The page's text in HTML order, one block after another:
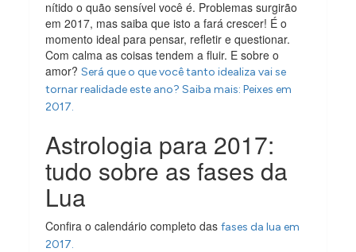
nítido o quão sensível você é. Problemas surgirão
em 2017, mas saiba que isto a fará crescer! É o
momento ideal para pensar, refletir e questionar.
Com calma as coisas tendem a fluir. E sobre o
amor?Será que o que você tanto idealiza vai se
tornar realidade este ano? Saiba mais: Peixes em
2017.
Astrologia para 2017:
tudo sobre as fases da
Lua
Confira o calendário completo dasfases da lua em
2017.